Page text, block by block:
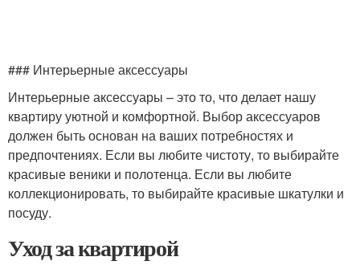
### Интерьерные аксессуары
Интерьерные аксессуары – это то, что делает нашу
квартиру уютной и комфортной. Выбор аксессуаров
должен быть основан на ваших потребностях и
предпочтениях. Если вы любите чистоту, то выбирайте
красивые веники и полотенца. Если вы любите
коллекционировать, то выбирайте красивые шкатулки и
посуду.
Уход за квартирой